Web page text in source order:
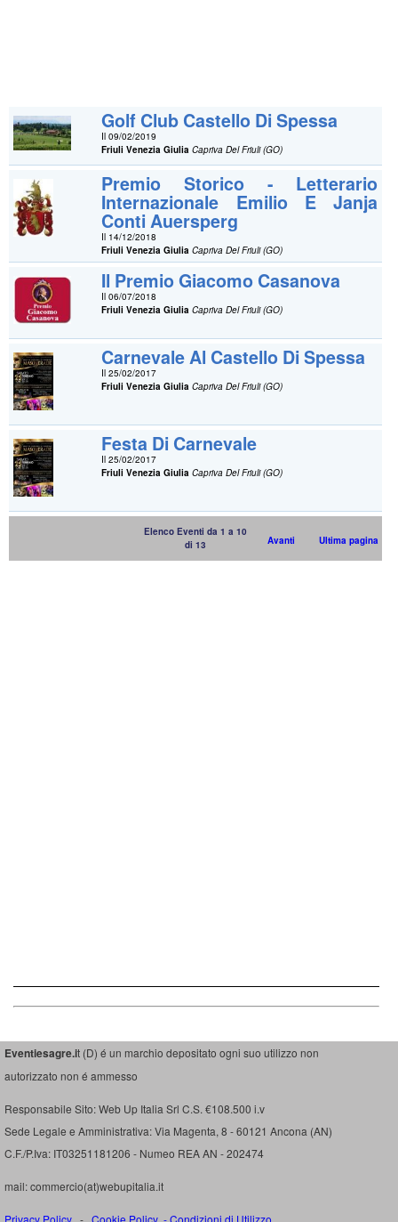
Golf Club Castello Di Spessa
Il 09/02/2019
Friuli Venezia Giulia Capriva Del Friuli (GO)
Premio Storico - Letterario
Internazionale Emilio E Janja
Conti Auersperg
Il 14/12/2018
Friuli Venezia Giulia Capriva Del Friuli (GO)
Il Premio Giacomo Casanova
Il 06/07/2018
Friuli Venezia Giulia Capriva Del Friuli (GO)
Carnevale Al Castello Di Spessa
Il 25/02/2017
Friuli Venezia Giulia Capriva Del Friuli (GO)
Festa Di Carnevale
Il 25/02/2017
Friuli Venezia Giulia Capriva Del Friuli (GO)
Elenco Eventi da 1 a 10
di 13
Avanti Ultima pagina
Eventiesagre.it (D) é un marchio depositato ogni suo utilizzo non
autorizzato non é ammesso
Responsabile Sito: Web Up Italia Srl C.S. €108.500 i.v
Sede Legale e Amministrativa: Via Magenta, 8 - 60121 Ancona (AN)
C.F./P.Iva: IT03251181206 - Numeo REA AN - 202474
mail: commercio(at)webupitalia.it
Privacy Policy - Cookie Policy -Condizioni di Utilizzo